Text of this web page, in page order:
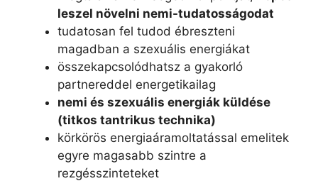
leszel növelni nemi-tudatosságodat
tudatosan fel tudod ébreszteni
magadban a szexuális energiákat
összekapcsolódhatsz a gyakorló
partnereddel energetikailag
nemi és szexuális energiák küldése
(titkos tantrikus technika)
körkörös energiaáramoltatással emelitek
egyre magasabb szintre a
rezgésszinteteket